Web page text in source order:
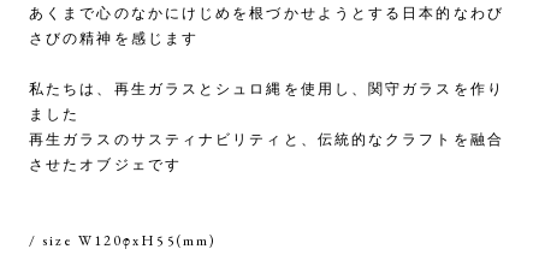
あくまで心のなかにけじめを根づかせようとする日本的なわび
さびの精神を感じます
私たちは、再生ガラスとシュロ縄を使用し、関守ガラスを作り
ました
再生ガラスのサスティナビリティと、伝統的なクラフトを融合
させたオブジェです
/ size W120φxH55(mm)